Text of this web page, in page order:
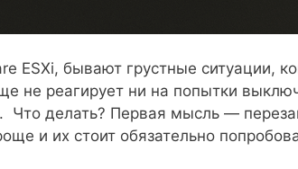
ESXi, бывают грустные ситуации,
не реагирует ни на попытки
Что делать? Первая мысль —
и их стоит обязательно